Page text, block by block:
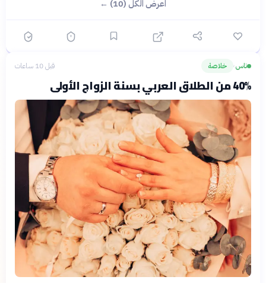
اعرض الكل (10) ←
ناس› خلاصة قبل 10 ساعات
40% من الطلاق العربي بسنة الزواج الأولى